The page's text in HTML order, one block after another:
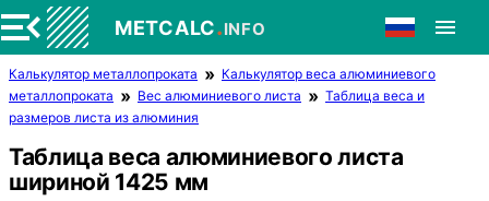
METCALC.INFO
Калькулятор металлопроката
Калькулятор веса алюминиевого
металлопроката
Вес алюминиевого листа
Таблица веса и
размеров листа из алюминия
Таблица веса алюминиевого листа
шириной 1425 мм